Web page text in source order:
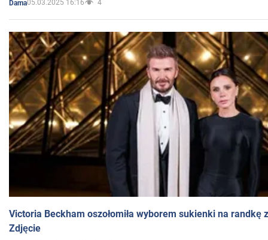
Dama05.03.2025 16:16 4
Victoria Beckham oszołomiła wyborem sukienki na randkę
Zdjęcie